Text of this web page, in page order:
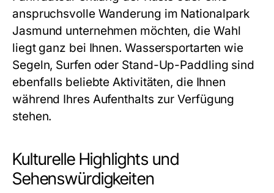
anspruchsvolle Wanderung im Nationalpark
Jasmund unternehmen möchten, die Wahl
liegt ganz bei Ihnen. Wassersportarten wie
Segeln, Surfen oder Stand-Up-Paddling sind
ebenfalls beliebte Aktivitäten, die Ihnen
während Ihres Aufenthalts zur Verfügung
stehen.
Kulturelle Highlights und
Sehenswürdigkeiten